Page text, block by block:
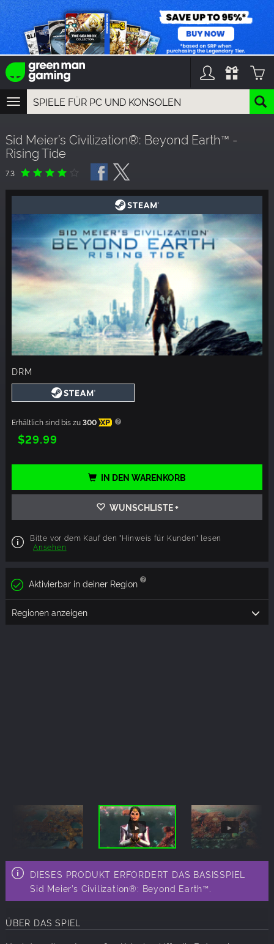
TOGGLE
NAVIGATION
GAME TITLES
DLC TITLES
Sid Meier’s Civilization®: Beyond Earth™ -
Rising Tide
7.3
DRM
Erhältlich sind bis zu300 XP
$29.99
IN DEN WARENKORB
WUNSCHLISTE +
Bitte vor dem Kauf den "Hinweis für Kunden" lesen
Ansehen
Aktivierbar in deiner Region
Regionen anzeigen
DIESES PRODUKT ERFORDERT DAS BASISSPIEL
Sid Meier’s Civilization®: Beyond Earth™.
ÜBER DAS SPIEL